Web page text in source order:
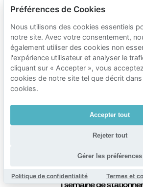
Tarifs de
proximité
Fabre
Tarifs du parking
1 heure de
24 heures de
Préférences de Cookies
Nous utilisons des cookies essentiels
notre site. Avec votre consentement,
également utiliser des cookies non
l'expérience utilisateur et analyser le
cliquant sur « Accepter », vous
cookies de notre site tel que décrit
cookies.
Accepter tout
Rejeter tout
Gérer les préférences
Politique de confidentialité Termes et